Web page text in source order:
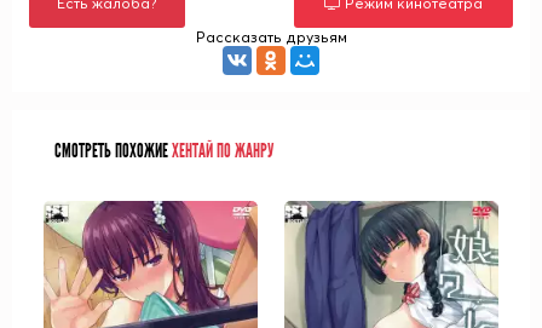
Рассказать друзьям
СМОТРЕТЬ ПОХОЖИЕХЕНТАЙ ПО ЖАНРУ